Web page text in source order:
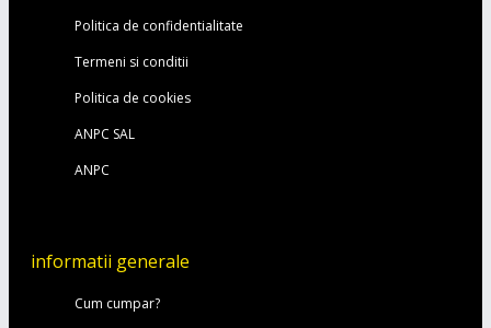
Politica de confidentialitate
Termeni si conditii
Politica de cookies
ANPC SAL
ANPC
informatii generale
Cum cumpar?